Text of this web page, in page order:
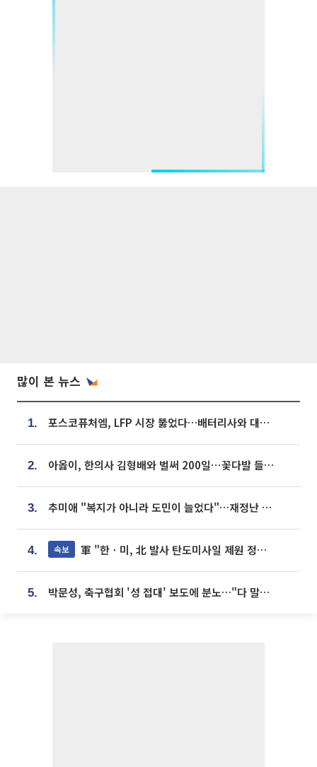
많이 본 뉴스
1. 포스코퓨처엠, LFP 시장 뚫었다…배터리사와 대규모 장기 공급 합의
2. 아옳이, 한의사 김형배와 벌써 200일⋯꽃다발 들고 "프러포즈 아냐"
3. 추미애 "복지가 아니라 도민이 늘었다"…재정난 책임론 정면돌파
4. 속보 軍 "한ㆍ미, 北 발사 탄도미사일 제원 정밀분석 중"
5. 박문성, 축구협회 '성 접대' 보도에 분노…"다 말아먹으려고 작정했나"